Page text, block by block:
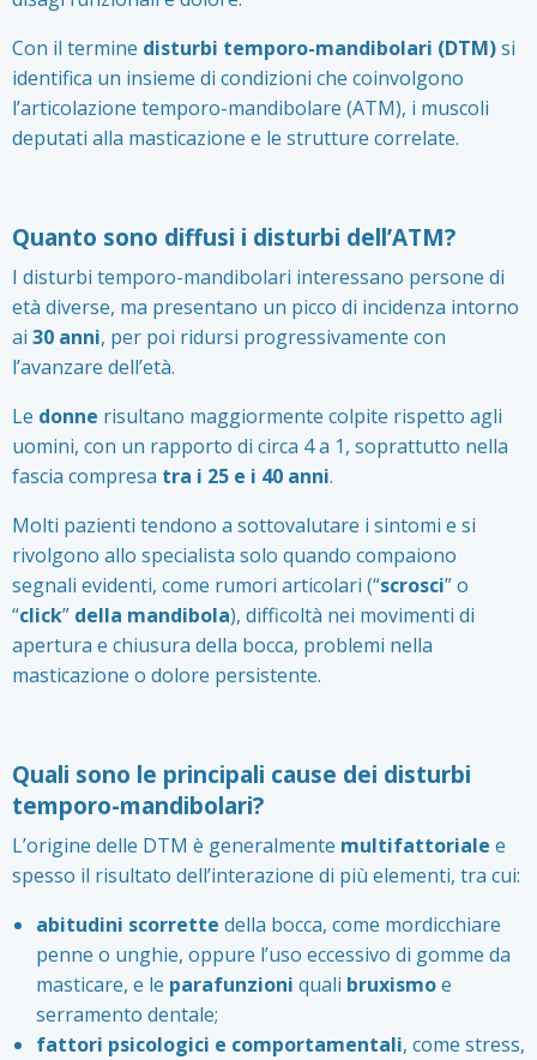
Con il termine disturbi temporo-mandibolari (DTM)si
identifica un insieme di condizioni che coinvolgono
l’articolazione temporo-mandibolare (ATM), i muscoli
deputati alla masticazione e le strutture correlate.
Quanto sono diffusi i disturbi dell’ATM?
I disturbi temporo-mandibolari interessano persone di
età diverse, ma presentano un picco di incidenza intorno
ai 30 anni, per poi ridursi progressivamente con
l’avanzare dell’età.
Le donne risultano maggiormente colpite rispetto agli
uomini, con un rapporto di circa 4 a 1, soprattutto nella
fascia compresa tra i 25 e i 40 anni.
Molti pazienti tendono a sottovalutare i sintomi e si
rivolgono allo specialista solo quando compaiono
segnali evidenti, come rumori articolari (“scrosci” o
“click” della mandibola), difficoltà nei movimenti di
apertura e chiusura della bocca, problemi nella
masticazione o dolore persistente.
Quali sono le principali cause dei disturbi
temporo-mandibolari?
L’origine delle DTM è generalmente multifattoriale e
spesso il risultato dell’interazione di più elementi, tra cui:
abitudini scorrette della bocca, come mordicchiare
penne o unghie, oppure l’uso eccessivo di gomme da
masticare, e le parafunzioni quali bruxismoe
serramento dentale;
fattori psicologici e comportamentali, come stress,